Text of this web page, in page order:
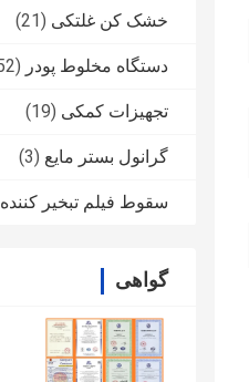
خشک کن غلتکی (21)
دستگاه مخلوط پودر (52)
تجهیزات کمکی (19)
گرانول بستر مایع (3)
سقوط فیلم تبخیر کننده
گواهی